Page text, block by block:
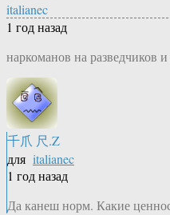
italianec
1 год назад
наркоманов на разведчиков
千爪 尺.Z
для italianec
1 год назад
Да канеш норм. Какие